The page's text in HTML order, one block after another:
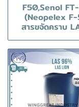
F50,Senol
(Neopelex
สารขจัดคราบ